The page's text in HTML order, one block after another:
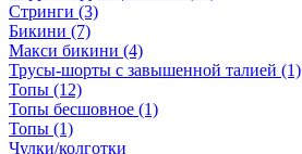
Стринги (3)
Бикини (7)
Макси бикини (4)
Трусы-шорты с завышенной талией (1)
Топы (12)
Топы бесшовное (1)
Топы (1)
Чулки/колготки